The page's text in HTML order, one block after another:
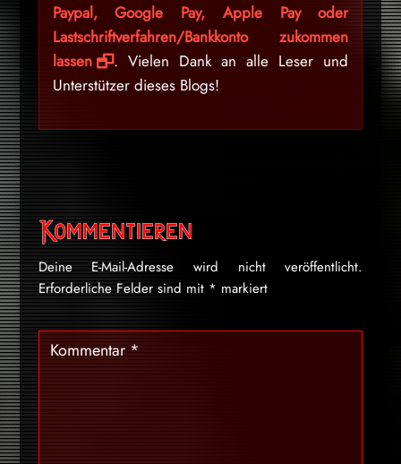
Paypal, Google Pay, Apple Pay oder
Lastschriftverfahren/Bankkonto zukommen
lassen
. Vielen Dank an alle Leser und
Unterstützer dieses Blogs!
Kommentieren
Deine E-Mail-Adresse wird nicht veröffentlicht.
Erforderliche Felder sind mit * markiert